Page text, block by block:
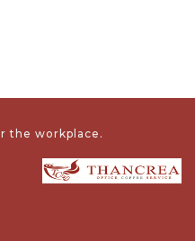
the workplace.